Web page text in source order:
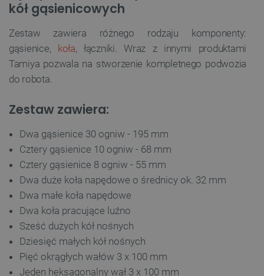
kół gąsienicowych
Zestaw zawiera różnego rodzaju komponenty:
gąsienice, koła, łączniki. Wraz z innymi produktami
Tamiya pozwala na stworzenie kompletnego podwozia
do robota.
Zestaw zawiera:
Dwa gąsienice 30 ogniw - 195 mm
Cztery gąsienice 10 ogniw - 68 mm
Cztery gąsienice 8 ogniw - 55 mm
Dwa duże koła napędowe o średnicy ok. 32 mm
Dwa małe koła napędowe
Dwa koła pracujące luźno
Sześć dużych kół nośnych
Dziesięć małych kół nośnych
Pięć okrągłych wałów 3 x 100 mm
Jeden heksagonalny wał 3 x 100 mm